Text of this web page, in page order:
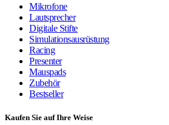
Mikrofone
Lautsprecher
Digitale Stifte
Simulationsausrüstung
Racing
Presenter
Mauspads
Zubehör
Bestseller
Kaufen Sie auf Ihre Weise